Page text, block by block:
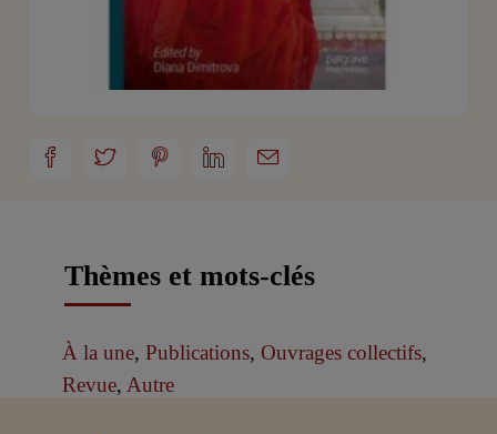
Thèmes et mots-clés
À la une, Publications, Ouvrages collectifs,
Revue, Autre